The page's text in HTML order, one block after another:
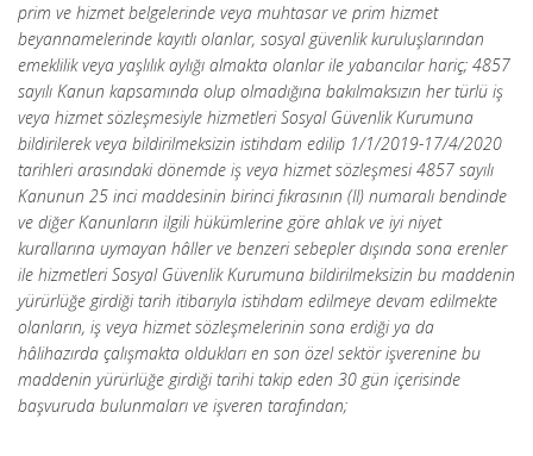
prim ve hizmet belgelerinde veya muhtasar ve prim hizmet
beyannamelerinde kayıtlı olanlar, sosyal güvenlik kuruluşlarından
emeklilik veya yaşlılık aylığı almakta olanlar ile yabancılar hariç; 4857
sayılı Kanun kapsamında olup olmadığına bakılmaksızın her türlü iş
veya hizmet sözleşmesiyle hizmetleri Sosyal Güvenlik Kurumuna
bildirilerek veya bildirilmeksizin istihdam edilip 1/1/2019-17/4/2020
tarihleri arasındaki dönemde iş veya hizmet sözleşmesi 4857 sayılı
Kanunun 25 inci maddesinin birinci fıkrasının (II) numaralı bendinde
ve diğer Kanunların ilgili hükümlerine göre ahlak ve iyi niyet
kurallarına uymayan hâller ve benzeri sebepler dışında sona erenler
ile hizmetleri Sosyal Güvenlik Kurumuna bildirilmeksizin bu maddenin
yürürlüğe girdiği tarih itibarıyla istihdam edilmeye devam edilmekte
olanların, iş veya hizmet sözleşmelerinin sona erdiği ya da
hâlihazırda çalışmakta oldukları en son özel sektör işverenine bu
maddenin yürürlüğe girdiği tarihi takip eden 30 gün içerisinde
başvuruda bulunmaları ve işveren tarafından;